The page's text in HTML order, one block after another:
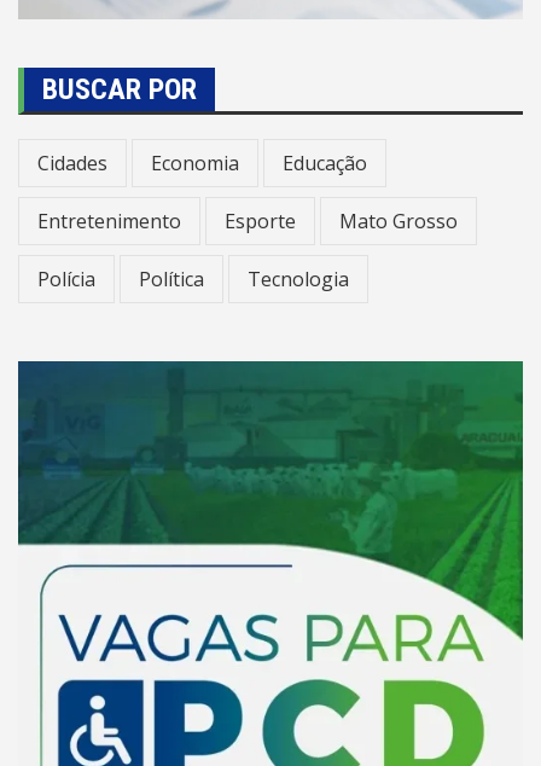
BUSCAR POR
Cidades Economia Educação
Entretenimento Esporte Mato Grosso
Polícia Política Tecnologia